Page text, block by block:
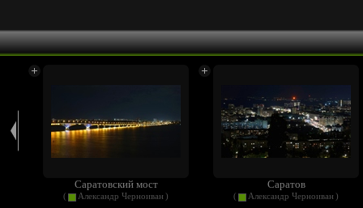
Саратовский мост
( Александр Черноиван )
Саратов
( Александр Черноиван )